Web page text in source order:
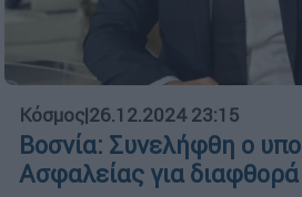
Κόσμος|26.12.2024 23:15
Βοσνία: Συνελήφθη ο
Ασφαλείας για διαφθορά